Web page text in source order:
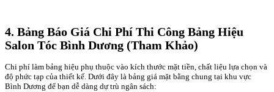
4. Bảng Báo Giá Chi Phí Thi Công Bảng Hiệu
Salon Tóc Bình Dương (Tham Khảo)
Chi phí làm bảng hiệu phụ thuộc vào kích thước mặt tiền, chất liệu lựa chọn và
độ phức tạp của thiết kế. Dưới đây là bảng giá mặt bằng chung tại khu vực
Bình Dương để bạn dễ dàng dự trù ngân sách: